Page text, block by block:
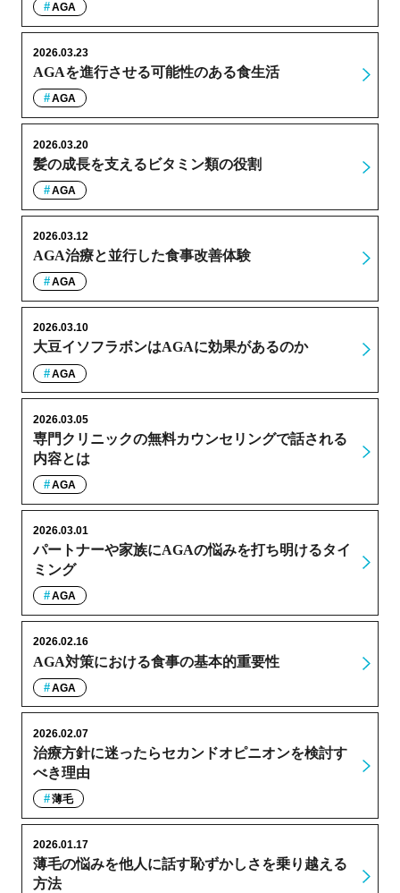
AGA
AGAを進行させる可能性のある食生活
2026.03.23
AGA
髪の成長を支えるビタミン類の役割
2026.03.20
AGA
AGA治療と並行した食事改善体験
2026.03.12
AGA
大豆イソフラボンはAGAに効果があるのか
2026.03.10
AGA
専門クリニックの無料カウンセリングで話される
内容とは
2026.03.05
AGA
パートナーや家族にAGAの悩みを打ち明けるタイ
ミング
2026.03.01
AGA
AGA対策における食事の基本的重要性
2026.02.16
AGA
治療方針に迷ったらセカンドオピニオンを検討す
べき理由
2026.02.07
薄毛
薄毛の悩みを他人に話す恥ずかしさを乗り越える
方法
2026.01.17